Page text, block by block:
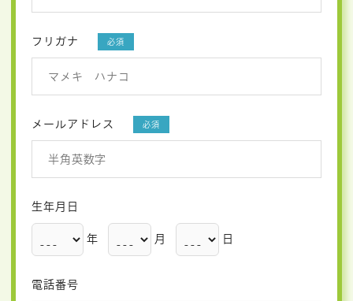
フリガナ 必須
メールアドレス 必須
生年月日
年 月 日
電話番号